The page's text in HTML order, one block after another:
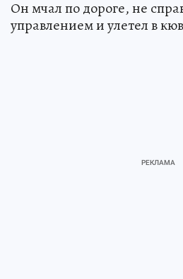
Он мчал по дороге, не
управлением и улетел в